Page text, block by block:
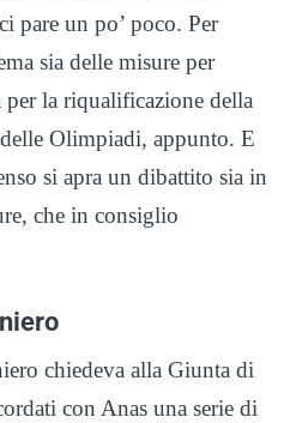
pare un po’ poco. Per
sia delle misure per
la riqualificazione della
Olimpiadi, appunto. E
si apra un dibattito sia in
che in consiglio
chiedeva alla Giunta di
con Anas una serie di